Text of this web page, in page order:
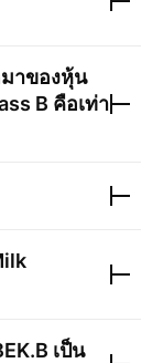
าของหุ้น
B คือเท่า
เป็น